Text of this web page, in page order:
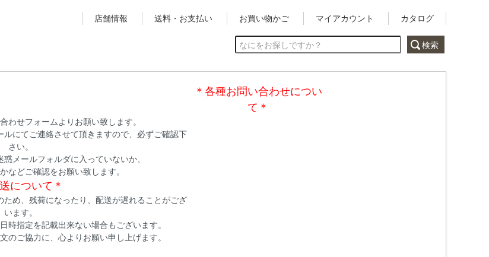
店舗情報 送料・お支払い お買い物かご マイアカウント カタログ
＊各種お問い合わせについ
て＊
わせフォームよりお願い致します。
にてご連絡させて頂きますので、必ずご確認下
さい。
メールフォルダに入っていないか、
などご確認をお願い致します。
について＊
め、残荷になったり、配送が遅れることがござ
います。
時指定を記載出来ない場合もございます。
のご協力に、心よりお願い申し上げます。